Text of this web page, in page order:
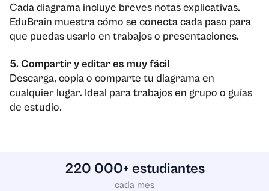
Cada diagrama incluye breves notas explicativas.
EduBrain muestra cómo se conecta cada paso para
que puedas usarlo en trabajos o presentaciones.
5. Compartir y editar es muy fácil
Descarga, copia o comparte tu diagrama en
cualquier lugar. Ideal para trabajos en grupo o guías
de estudio.
220 000+ estudiantes
cada mes